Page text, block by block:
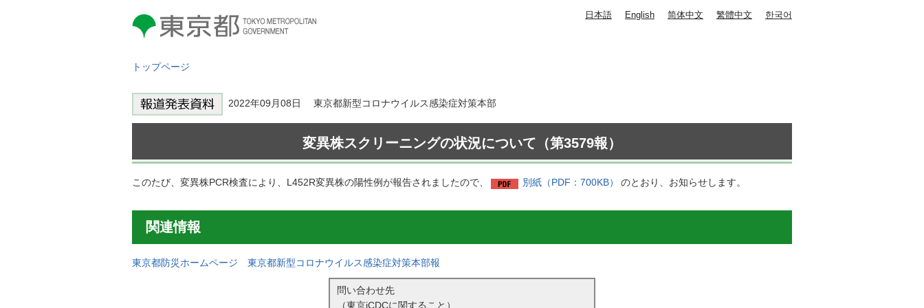
東京都 TOKYO METROPOLITAN
GOVERNMENT
日本語 English 简体中文 繁體中文 한국어
トップページ
2022年09月08日 東京都新型コロナウイルス感染症対策本部
変異株スクリーニングの状況について（第3579報）
このたび、変異株PCR検査により、L452R変異株の陽性例が報告されましたので、 別紙（PDF：700KB） のとおり、お知らせします。
関連情報
東京都防災ホームページ 東京都新型コロナウイルス感染症対策本部報
問い合わせ先
（東京iCDCに関すること）